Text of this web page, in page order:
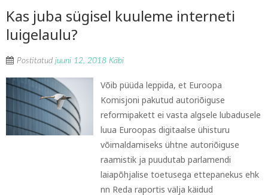
Kas juba sügisel kuuleme interneti
luigelaulu?
Postitatud juuni 12, 2018 Käbi
Võib püüda leppida, et Euroopa
Komisjoni pakutud autoriõiguse
reformipakett ei vasta algsele lubadusele
luua Euroopas digitaalse ühisturu
võimaldamiseks ühtne autoriõiguse
raamistik ja puudutab parlamendi
laiapõhjalise toetusega ettepanekus ehk
nn Reda raportis välja käidud